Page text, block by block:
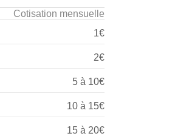
Cotisation mensuelle
1€
2€
5 à 10€
10 à 15€
15 à 20€